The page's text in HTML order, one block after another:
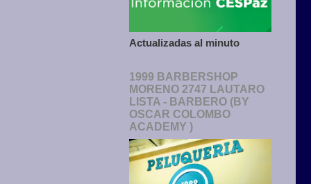
Actualizadas al minuto
1999 BARBERSHOP
MORENO 2747 LAUTARO
LISTA - BARBERO (BY
OSCAR COLOMBO
ACADEMY )